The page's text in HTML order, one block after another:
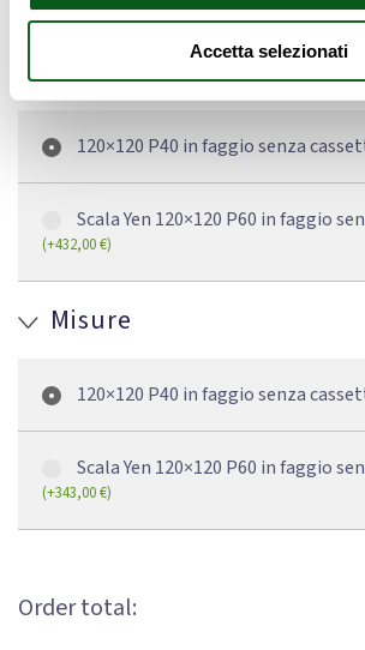
Accetta selezionati
Misure
120×120 P40 in faggio senza
Scala Yen 120×120 P60 in faggio
(+432,00€)
Misure
120×120 P40 in faggio senza
Scala Yen 120×120 P60 in faggio
(+343,00€)
Order total: